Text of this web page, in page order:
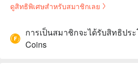
ดูสิทธิพิเศษสำหรับสมาชิกเลย
การเป็นสมาชิกจะได้รับสิทธิปร
Coins